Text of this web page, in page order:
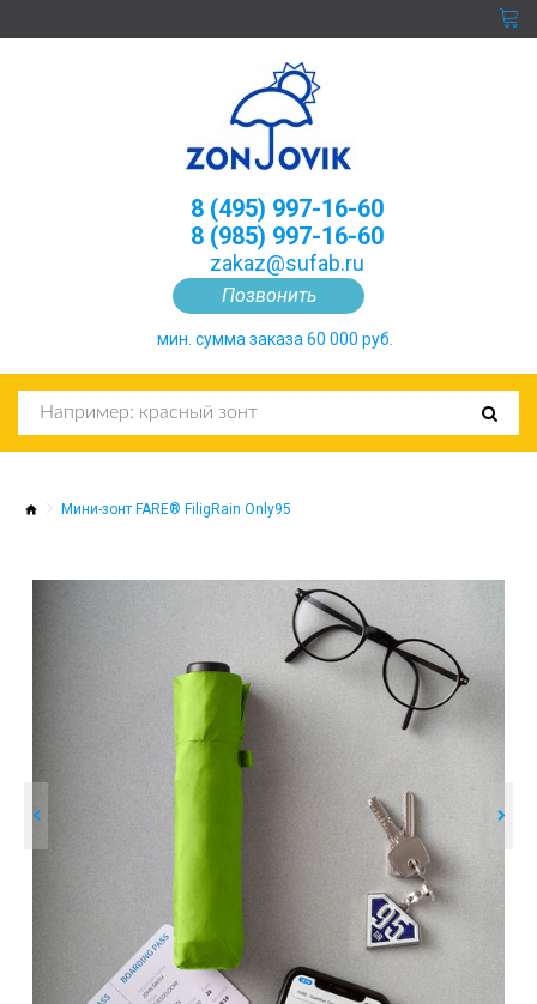
Позвонить
8 (495) 997-16-60
8 (985) 997-16-60
zakaz@sufab.ru
мин. сумма заказа 60 000 руб.
Мини-зонт FARE® FiligRain Only95